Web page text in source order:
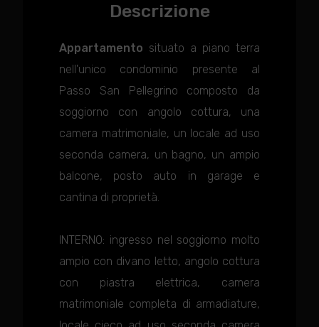
Descrizione
Appartamento situato a piano terra
nell'unico condominio presente al
Passo San Pellegrino composto da
soggiorno con angolo cottura, una
camera matrimoniale, un locale ad uso
seconda camera, un bagno, un ampio
balcone, posto auto in garage e
cantina di proprietà.
INTERNO: ingresso nel soggiorno molto
ampio con divano letto, angolo cottura
con piastra elettrica, camera
matrimoniale completa di armadiature,